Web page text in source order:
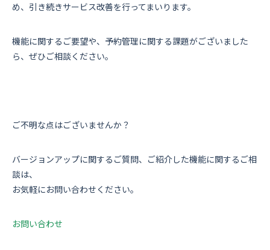
め、引き続きサービス改善を行ってまいります。
機能に関するご要望や、予約管理に関する課題がございました
ら、ぜひご相談ください。
ご不明な点はございませんか？
バージョンアップに関するご質問、ご紹介した機能に関するご相
談は、
お気軽にお問い合わせください。
お問い合わせ